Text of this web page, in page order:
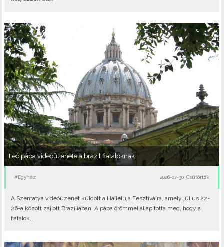
Leó pápa videóüzenete a brazil fiataloknak
#Egyház 2026-07-30, Csütörtök
A Szentatya videóüzenet küldött a Halleluja Fesztiválra, amely július 22-
26-a között zajlott Brazíliában. A pápa örömmel állapította meg, hogy a
fiatalok..